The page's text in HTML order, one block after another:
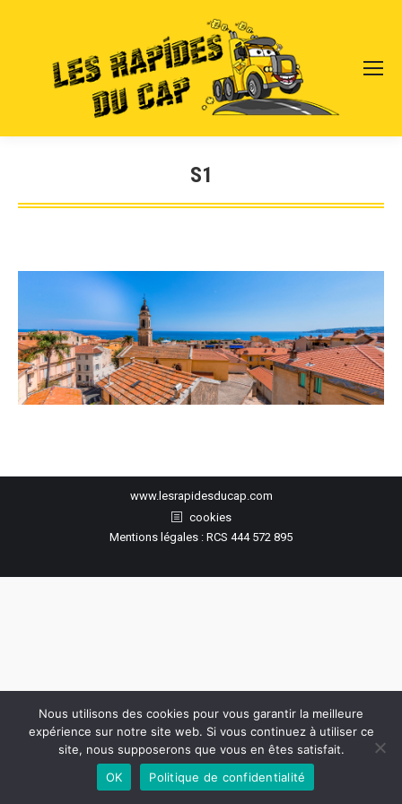
S1
Vous êtes ici :
www.lesrapidesducap.com
cookies
Mentions légales : RCS 444 572 895
Nous utilisons des cookies pour vous garantir la meilleure
expérience sur notre site web. Si vous continuez à utiliser ce
site, nous supposerons que vous en êtes satisfait.
OK
Politique de confidentialité